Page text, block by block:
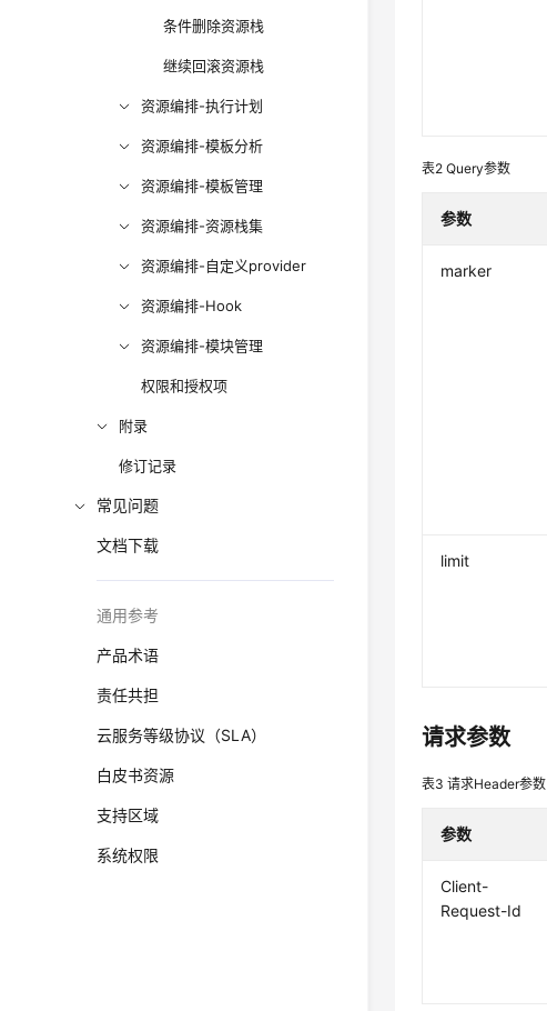
条件删除资源栈
继续回滚资源栈
资源编排-执行计划
资源编排-模板分析
资源编排-模板管理
资源编排-资源栈集
资源编排-自定义provider
资源编排-Hook
资源编排-模块管理
权限和授权项
附录
修订记录
常见问题
文档下载
通用参考
产品术语
责任共担
云服务等级协议（SLA）
白皮书资源
支持区域
系统权限
表2Query参数
参数
marker
limit
请求参数
表3请求Header参数
参数
Client-
Request-Id